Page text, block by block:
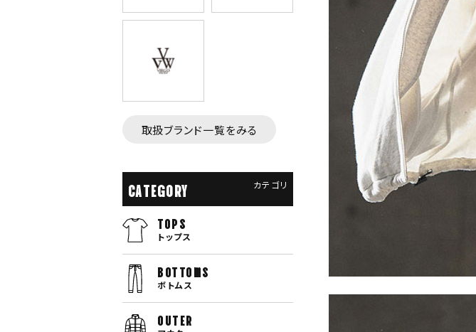
取扱ブランド一覧をみる
CATEGORY カテゴリ
TOPS
トップス
bottoms
ボトムス
OUTER